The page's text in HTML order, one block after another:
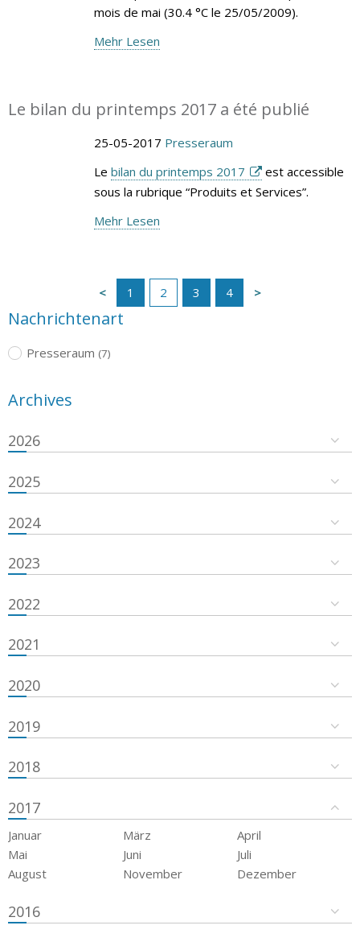
mois de mai (30.4 °C le 25/05/2009).
Mehr Lesen
Le bilan du printemps 2017 a été publié
25-05-2017 Presseraum
Le bilan du printemps 2017
est accessible
sous la rubrique “Produits et Services”.
Mehr Lesen
1 2 3 4
Nachrichtenart
Presseraum (7)
Archives
2026
2025
2024
2023
2022
2021
2020
2019
2018
2017
Januar März
April
Mai
Juni
Juli
August
November Dezember
2016